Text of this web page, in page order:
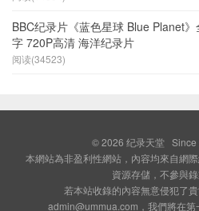
BBC纪录片《蓝色星球 Blue Planet
字 720P高清 海洋纪录片
阅读(34523)
© 2026 纪录天堂Since
本網站為非盈利性網站，內容均來自網
資源存儲，不參與錄
若本站收錄的內容無意侵犯了
admin@ummua.com，我們將在第